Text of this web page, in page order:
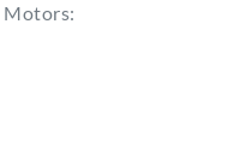
Motors: